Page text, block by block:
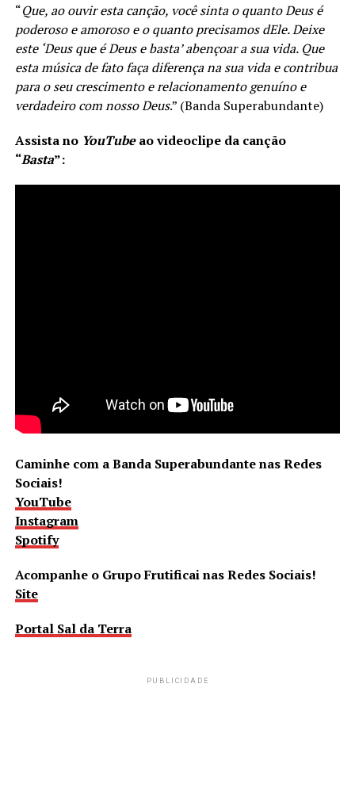
“Que, ao ouvir esta canção, você sinta o quanto Deus é
poderoso e amoroso e o quanto precisamos dEle. Deixe
este ‘Deus que é Deus e basta’ abençoar a sua vida. Que
esta música de fato faça diferença na sua vida e contribua
para o seu crescimento e relacionamento genuíno e
verdadeiro com nosso Deus.” (Banda Superabundante)
Assista no YouTubeao videoclipe da canção
“Basta”:
Caminhe com a Banda Superabundante nas Redes
Sociais!
YouTube
Instagram
Spotify
Acompanhe o Grupo Frutificai nas Redes Sociais!
Site
Portal Sal da Terra
PUBLICIDADE